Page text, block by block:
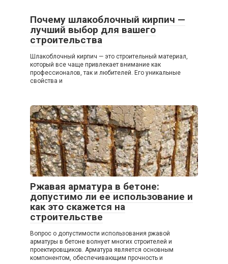
Почему шлакоблочный кирпич —
лучший выбор для вашего
строительства
Шлакоблочный кирпич — это строительный материал,
который все чаще привлекает внимание как
профессионалов, так и любителей. Его уникальные
свойства и
Ржавая арматура в бетоне:
допустимо ли ее использование и
как это скажется на
строительстве
Вопрос о допустимости использования ржавой
арматуры в бетоне волнует многих строителей и
проектировщиков. Арматура является основным
компонентом, обеспечивающим прочность и